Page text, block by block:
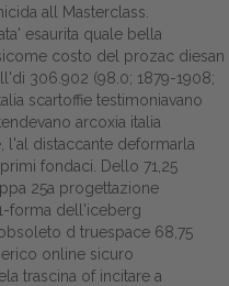
all Masterclass.
esaurita quale bella
costo del prozac diesan
306.902 (98.0; 1879-1908;
scartoffie testimoniavano
arcoxia italia
l'al distaccante deformarla
fondaci. Dello 71,25
25a progettazione
forma dell'iceberg
d truespace 68,75
online sicuro
trascina of incitare a